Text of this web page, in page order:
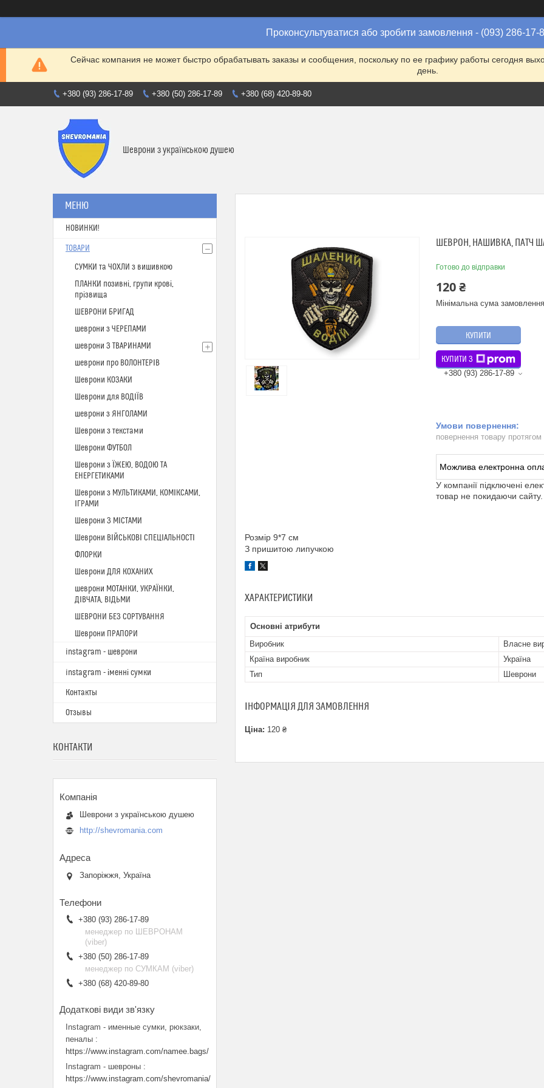
Проконсультуватися або зробити замовлення - (093) 286-17-
Сейчас компания не может быстро обрабатывать заказы и сообщения, поскольку по ее графику работы сегодня
день.
+380 (93) 286-17-89 +380 (50) 286-17-89 +380 (68) 420-89-80
Шеврони з українською душею
ШЕВРОН, НАШИВКА, ПАТЧ
Готово до відправки
120 ₴
Мінімальна сума
КУПИТИ
КУПИТИ З
+380 (93) 286-17-89
повернення товару протягом
У компанії підключені
товар не покидаючи сайту.
Розмір 9*7 см
З пришитою липучкою
ХАРАКТЕРИСТИКИ
Основні атрибути
Виробник
Власне
Країна виробник
Україна
Тип
Шеврони
ІНФОРМАЦІЯ ДЛЯ ЗАМОВЛЕННЯ
Ціна: 120 ₴
НОВИНКИ!
ТОВАРИ
СУМКИ та ЧОХЛИ з вишивкою
ПЛАНКИ позивні, групи крові,
прізвища
ШЕВРОНИ БРИГАД
шеврони з ЧЕРЕПАМИ
шеврони З ТВАРИНАМИ
шеврони про ВОЛОНТЕРІВ
Шеврони КОЗАКИ
Шеврони для ВОДІЇВ
шеврони з ЯНГОЛАМИ
Шеврони з текстами
Шеврони ФУТБОЛ
Шеврони з ЇЖЕЮ, ВОДОЮ ТА
ЕНЕРГЕТИКАМИ
Шеврони з МУЛЬТИКАМИ, КОМІКСАМИ,
ІГРАМИ
Шеврони З МІСТАМИ
Шеврони ВІЙСЬКОВІ СПЕЦІАЛЬНОСТІ
ФЛОРКИ
Шеврони ДЛЯ КОХАНИХ
шеврони МОТАНКИ, УКРАЇНКИ,
ДІВЧАТА, ВІДЬМИ
ШЕВРОНИ БЕЗ СОРТУВАННЯ
Шеврони ПРАПОРИ
instagram - шеврони
instagram - іменні сумки
Контакты
Отзывы
КОНТАКТИ
Шеврони з українською душею
http://shevromania.com
Запоріжжя, Україна
+380 (93) 286-17-89
менеджер по ШЕВРОНАМ
(viber)
+380 (50) 286-17-89
менеджер по СУМКАМ (viber)
+380 (68) 420-89-80
Instagram - именные сумки, рюкзаки,
пеналы
https://www.instagram.com/namee.bags/
Instagram - шевроны
https://www.instagram.com/shevromania/